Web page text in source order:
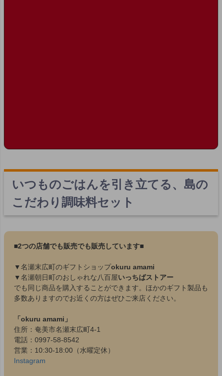
いつものごはんを引き立てる、島の
こだわり調味料セット
■2つの店舗でも販売でも販売しています■
▼名瀬末広町のギフトショップokuru amami
▼名瀬朝日町のおしゃれな八百屋いっちばストアー
でも同じ商品を購入することができます。ほかのギフト製品も
多数ありますのでお近くの方はぜひご来店ください。
「okuru amami」
住所：奄美市名瀬末広町4-1
電話：0997-58-8542
営業：10:30-18:00（水曜定休）
Instagram